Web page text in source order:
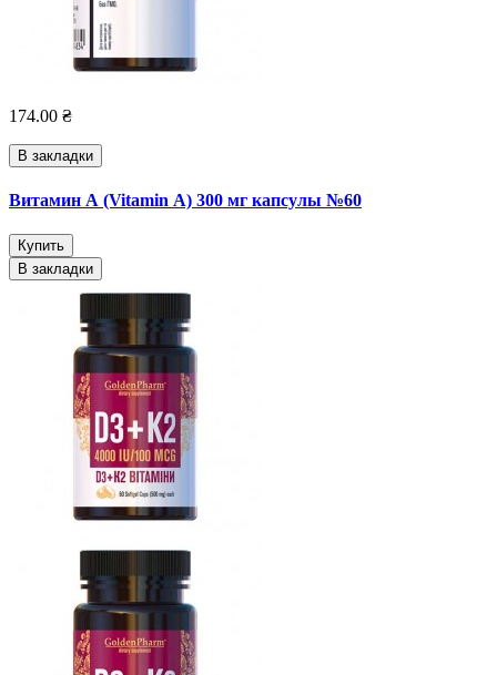
174.00 ₴
В закладки
Витамин А (Vitamin А) 300 мг капсулы №60
Купить
В закладки